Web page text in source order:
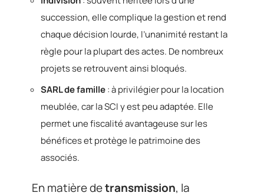
succession, elle complique la gestion et rend
chaque décision lourde, l’unanimité restant la
règle pour la plupart des actes. De nombreux
projets se retrouvent ainsi bloqués.
SARL de famille: à privilégier pour la location
meublée, car la SCI y est peu adaptée. Elle
permet une fiscalité avantageuse sur les
bénéfices et protège le patrimoine des
associés.
En matière detransmission, la